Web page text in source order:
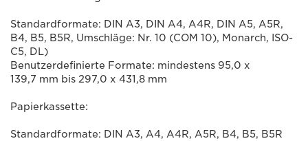
Standardformate: DIN A3, DIN A4, A4R, DIN A5, A5R,
B4, B5, B5R, Umschläge: Nr. 10 (COM 10), Monarch, ISO-
C5, DL)
Benutzerdefinierte Formate: mindestens 95,0 x
139,7 mm bis 297,0 x 431,8 mm
Papierkassette:
Standardformate: DIN A3, A4, A4R, A5R, B4, B5, B5R